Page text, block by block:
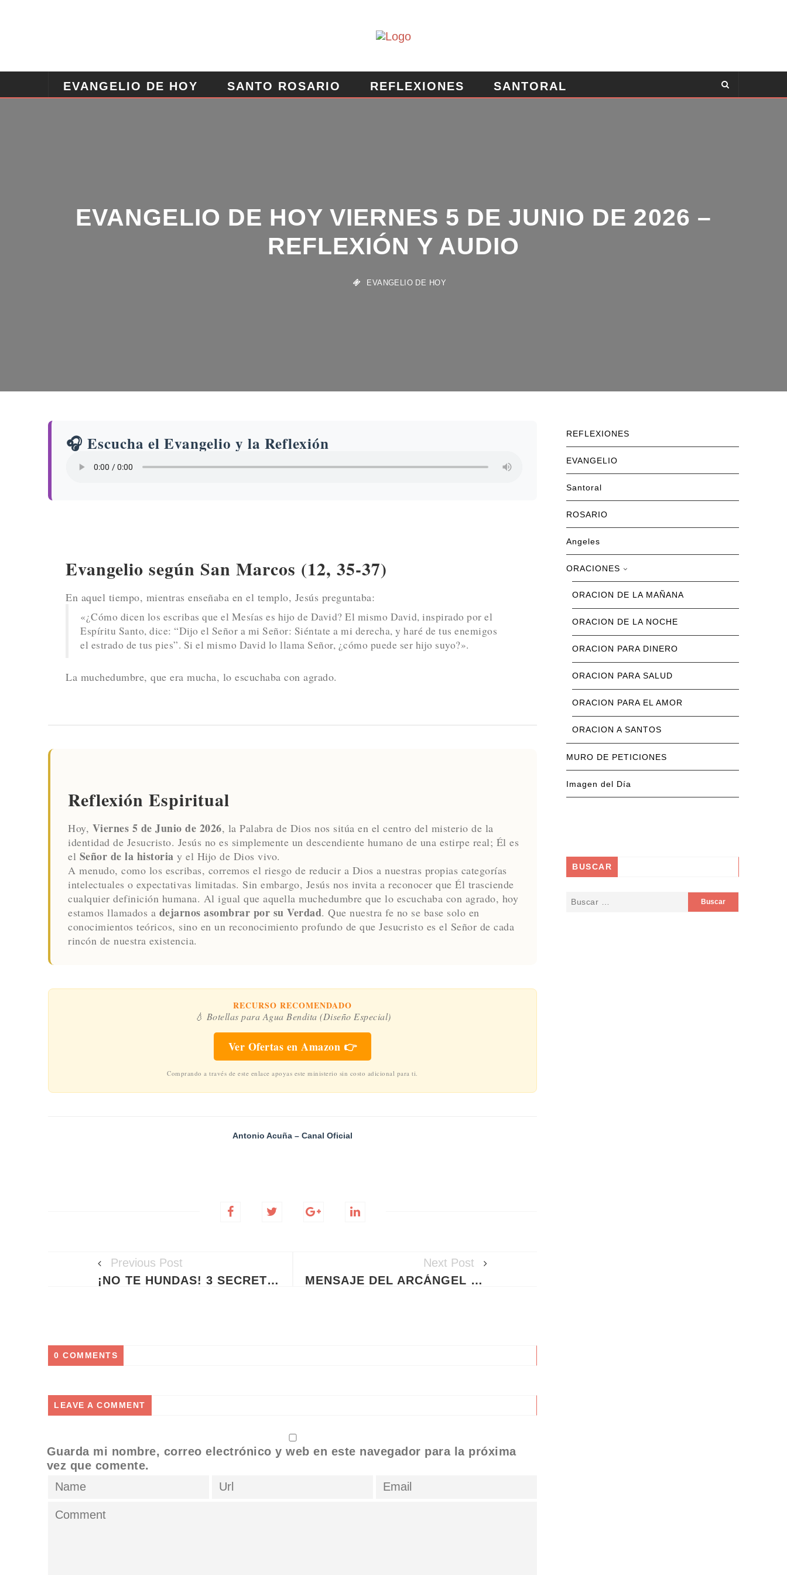
EVANGELIO DE HOY SANTO ROSARIO REFLEXIONES SANTORAL
EVANGELIO DE HOY VIERNES 5 DE JUNIO DE 2026 –
REFLEXIÓN Y AUDIO
🎧 Escucha el Evangelio y la Reflexión
Evangelio según San Marcos (12, 35-37)
En aquel tiempo, mientras enseñaba en el templo, Jesús preguntaba:
«¿Cómo dicen los escribas que el Mesías es hijo de David? El mismo David, inspirado por el
Espíritu Santo, dice: “Dijo el Señor a mi Señor: Siéntate a mi derecha, y haré de tus enemigos
el estrado de tus pies”. Si el mismo David lo llama Señor, ¿cómo puede ser hijo suyo?».
La muchedumbre, que era mucha, lo escuchaba con agrado.
Reflexión Espiritual
Hoy, Viernes 5 de Junio de 2026, la Palabra de Dios nos sitúa en el centro del misterio de la
identidad de Jesucristo. Jesús no es simplemente un descendiente humano de una estirpe real; Él es
el Señor de la historia y el Hijo de Dios vivo.
A menudo, como los escribas, corremos el riesgo de reducir a Dios a nuestras propias categorías
intelectuales o expectativas limitadas. Sin embargo, Jesús nos invita a reconocer que Él trasciende
cualquier definición humana. Al igual que aquella muchedumbre que lo escuchaba con agrado, hoy
estamos llamados a dejarnos asombrar por su Verdad. Que nuestra fe no se base solo en
conocimientos teóricos, sino en un reconocimiento profundo de que Jesucristo es el Señor de cada
rincón de nuestra existencia.
RECURSO RECOMENDADO
💧 Botellas para Agua Bendita (Diseño Especial)
Ver Ofertas en Amazon 👉
Comprando a través de este enlace apoyas este ministerio sin costo adicional para ti.
Antonio Acuña – Canal Oficial
Previous Post
¡NO TE HUNDAS! 3 SECRETOS BÍBLICOS PARA SOSTENER TU FE EN MEDIO DE LA PEOR TORMENTA
Next Post
MENSAJE DEL ARCÁNGEL ZADQUIEL: LA ALQUIMIA SAGRADA DEL PERDÓN Y LA JUSTICIA DIVINA
0 COMMENTS
LEAVE A COMMENT
Guarda mi nombre, correo electrónico y web en este navegador para la próxima
vez que comente.
REFLEXIONES
EVANGELIO
Santoral
ROSARIO
Angeles
ORACIONES
ORACION DE LA MAÑANA
ORACION DE LA NOCHE
ORACION PARA DINERO
ORACION PARA SALUD
ORACION PARA EL AMOR
ORACION A SANTOS
MURO DE PETICIONES
Imagen del Día
BUSCAR